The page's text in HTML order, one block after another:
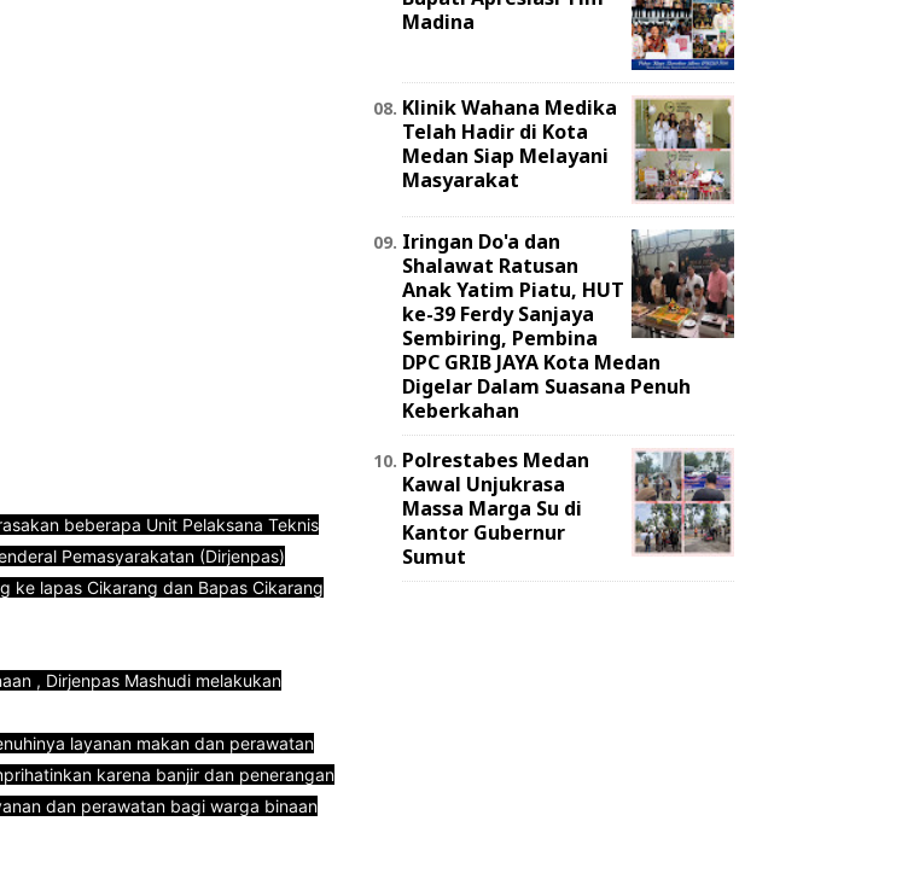
beberapa Unit Pelaksana Teknis
Pemasyarakatan (Dirjenpas)
ke lapas Cikarang dan Bapas Cikarang
, Dirjenpas Mashudi melakukan
layanan makan dan perawatan
karena banjir dan penerangan
dan perawatan bagi warga binaan
Madina
Klinik Wahana Medika
Telah Hadir di Kota
Medan Siap Melayani
Masyarakat
Iringan Do'a dan
Shalawat Ratusan
Anak Yatim Piatu, HUT
ke-39 Ferdy Sanjaya
Sembiring, Pembina
DPC GRIB JAYA Kota Medan
Digelar Dalam Suasana Penuh
Keberkahan
Polrestabes Medan
Kawal Unjukrasa
Massa Marga Su di
Kantor Gubernur
Sumut